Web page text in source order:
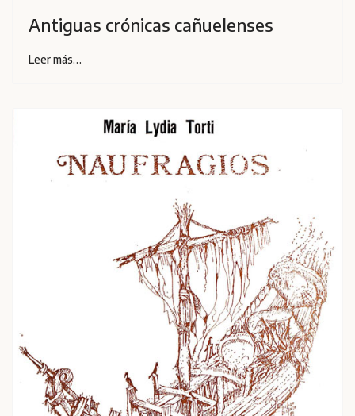
Antiguas crónicas cañuelenses
Leer más…